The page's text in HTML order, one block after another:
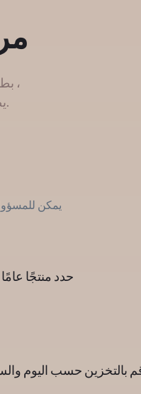
بطرق متعددة للربح وسهولة في الإدارة ،
يضمن دوكان تجربة كاملة للمسؤولين.
يمكن
حدد منتجًا